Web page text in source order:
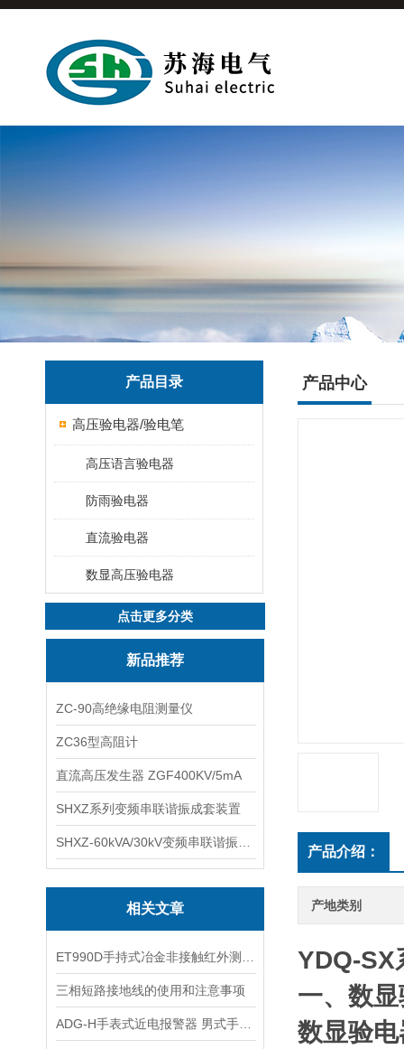
产品目录
高压验电器/验电笔
高压语言验电器
防雨验电器
直流验电器
数显高压验电器
点击更多分类
新品推荐
ZC-90高绝缘电阻测量仪
ZC36型高阻计
直流高压发生器 ZGF400KV/5mA
SHXZ系列变频串联谐振成套装置
相关文章
三相短路接地线的使用和注意事项
产品中心
产品介绍：
产地类别
YDQ-SX
一、数
数显验